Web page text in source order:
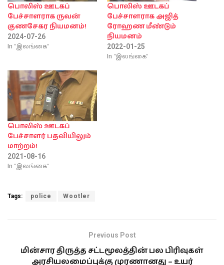
பொலிஸ் ஊடகப்
பேச்சாளராக ருவன்
குணசேகர நியமனம்!
2024-07-26
In "இலங்கை"
பொலிஸ் ஊடகப்
பேச்சாளராக அஜித்
ரோஹண மீண்டும்
நியமனம்
2022-01-25
In "இலங்கை"
பொலிஸ் ஊடகப்
பேச்சாளர் பதவியிலும்
மாற்றம்!
2021-08-16
In "இலங்கை"
Tags: police Wootler
Previous Post
மின்சார திருத்த சட்டமூலத்தின் பல பிரிவுகள்
அரசியலமைப்புக்கு முரணானது – உயர்